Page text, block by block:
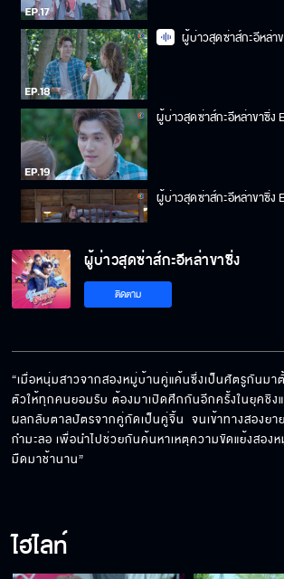
ผู้บ่าวสุดซ่าส์กะอีหล่า
ผู้บ่าวสุดซ่าส์กะอีหล่าขาซิ่ง
ผู้บ่าวสุดซ่าส์กะอีหล่าขาซิ่ง
ผู้บ่าวสุดซ่าส์กะอีหล่าขาซิ่ง
ผู้บ่าวสุดซ่าส์กะอีหล่าขาซิ่ง
ผู้บ่าวสุดซ่าส์กะอีหล่าขาซิ่ง
ติดตาม
“เมื่อหนุ่มสาวจากสองหมู่บ้านคู่แค้นซึ่งเป็นศัตรูกันมา
ตัวให้ทุกคนยอมรับ ต้องมาเปิดศึกกันอีกครั้งในยุคชิงแ
ผลกลับตาลปัตรจากคู่กัดเป็นคู่จิ้น  จนเข้าทางสองยา
กำมะลอ เพื่อนำไปช่วยกันค้นหาเหตุความขัดแย้งสอง
มืดมาช้านาน”
ไฮไลท์